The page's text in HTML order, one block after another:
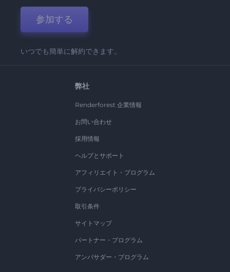
参加する
いつでも簡単に解約できます。
弊社
Renderforest 企業情報
お問い合わせ
採用情報
ヘルプとサポート
アフィリエイト・プログラム
プライバシーポリシー
取引条件
サイトマップ
パートナー・プログラム
アンバサダー・プログラム